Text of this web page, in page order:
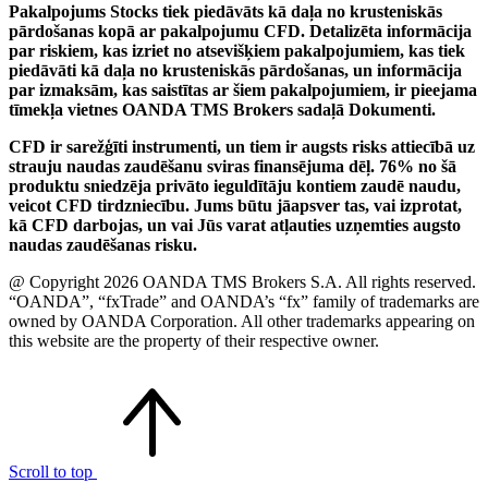
Pakalpojums Stocks tiek piedāvāts kā daļa no krusteniskās
pārdošanas kopā ar pakalpojumu CFD. Detalizēta informācija
par riskiem, kas izriet no atsevišķiem pakalpojumiem, kas tiek
piedāvāti kā daļa no krusteniskās pārdošanas, un informācija
par izmaksām, kas saistītas ar šiem pakalpojumiem, ir pieejama
tīmekļa vietnes OANDA TMS Brokers sadaļā Dokumenti.
CFD ir sarežģīti instrumenti, un tiem ir augsts risks attiecībā uz
strauju naudas zaudēšanu sviras finansējuma dēļ. 76% no šā
produktu sniedzēja privāto ieguldītāju kontiem zaudē naudu,
veicot CFD tirdzniecību. Jums būtu jāapsver tas, vai izprotat,
kā CFD darbojas, un vai Jūs varat atļauties uzņemties augsto
naudas zaudēšanas risku.
@ Copyright 2026 OANDA TMS Brokers S.A. All rights reserved.
“OANDA”, “fxTrade” and OANDA’s “fx” family of trademarks are
owned by OANDA Corporation. All other trademarks appearing on
this website are the property of their respective owner.
Scroll to top